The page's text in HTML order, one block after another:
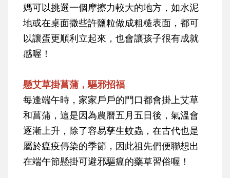
媽可以挑選一個摩擦力較大的地方，如水泥
地或在桌面撒些許鹽粒做成粗糙表面，都可
以讓蛋更順利立起來，也會讓孩子很有成就
感喔！
懸艾草掛菖蒲，驅邪招福
每逢端午時，家家戶戶的門口都會掛上艾草
和菖蒲，這是因為農曆五月五日後，氣溫會
逐漸上升，除了容易孳生蚊蟲，在古代也是
屬於瘟疫傳染的季節，因此祖先們便聯想出
在端午節懸掛可避邪驅瘟的藥草習俗喔！